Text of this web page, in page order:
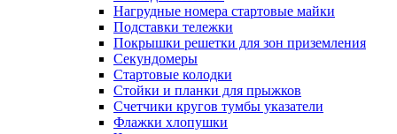
Нагрудные номера стартовые майки
Подставки тележки
Покрышки решетки для зон приземления
Секундомеры
Стартовые колодки
Стойки и планки для прыжков
Счетчики кругов тумбы указатели
Флажки хлопушки